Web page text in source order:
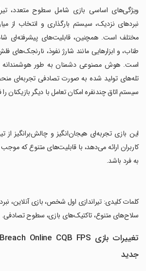
‏ویژگی‌های اساسی بازی شامل سطوح متعدد،
نبردهای نزدیک، سیستم بارگذاری و انتخاب از
مختلف است. همچنین، قابلیت‌های پیشرفته‌ای
طناب، و ابزارهایی مانند شارژ نفوذ،
است. هوش مصنوعی دشمنان به طور
تله‌های تولید شده به صورت تصادفی تجربه‌ای
سیستم اتاق چندنفره امکان تعامل با دیگر بازیکنان
‏این بازی تجربه‌ای هیجان‌انگیز و چالش‌برانگیز از
کاربران ارائه می‌دهد، با قابلیت‌های متنوع که
به فرد باشد.
‏کلمات کلیدی: تیراندازی اول شخص، بازی آنلاین،
سلاح‌های متنوع، تاکتیک‌های بازی، سطوح تصادفی.
جدید